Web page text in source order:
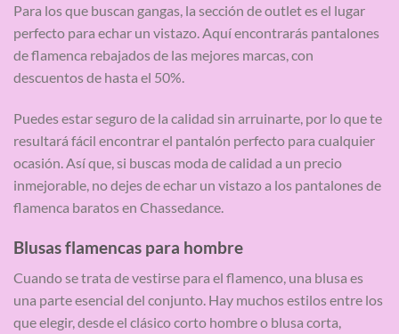
Para los que buscan gangas, la sección de outlet es el lugar
perfecto para echar un vistazo. Aquí encontrarás pantalones
de flamenca rebajados de las mejores marcas, con
descuentos de hasta el 50%.
Puedes estar seguro de la calidad sin arruinarte, por lo que te
resultará fácil encontrar el pantalón perfecto para cualquier
ocasión. Así que, si buscas moda de calidad a un precio
inmejorable, no dejes de echar un vistazo a los pantalones de
flamenca baratos en Chassedance.
Blusas flamencas para hombre
Cuando se trata de vestirse para el flamenco, una blusa es
una parte esencial del conjunto. Hay muchos estilos entre los
que elegir, desde el clásico corto hombre o blusa corta,